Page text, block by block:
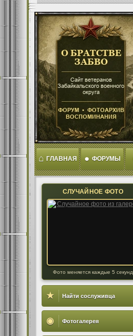
⌂ ГЛАВНАЯ ● ФОРУМЫ
СЛУЧАЙНОЕ ФОТО
Фото меняется каждые 5 секунд
★ Найти сослуживца
◉ Фотогалерея